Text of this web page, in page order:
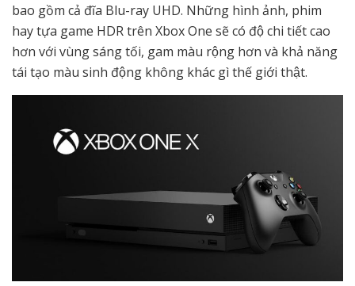
bao gồm cả đĩa Blu-ray UHD. Những hình ảnh, phim
hay tựa game HDR trên Xbox One sẽ có độ chi tiết cao
hơn với vùng sáng tối, gam màu rộng hơn và khả năng
tái tạo màu sinh động không khác gì thế giới thật.